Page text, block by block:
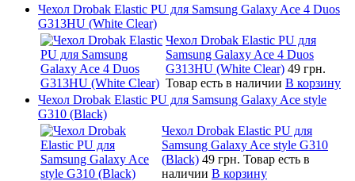
Чехол Drobak Elastic PU для Samsung Galaxy Ace 4 Duos
G313HU (White Clear)
Чехол Drobak Elastic PU для
Samsung Galaxy Ace 4 Duos
G313HU (White Clear) 49 грн.
Товар есть в наличии В корзину
Чехол Drobak Elastic PU для Samsung Galaxy Ace style
G310 (Black)
Чехол Drobak Elastic PU для
Samsung Galaxy Ace style G310
(Black) 49 грн. Товар есть в
наличии В корзину